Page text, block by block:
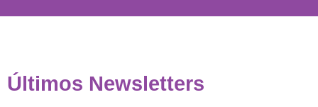
Últimos Newsletters